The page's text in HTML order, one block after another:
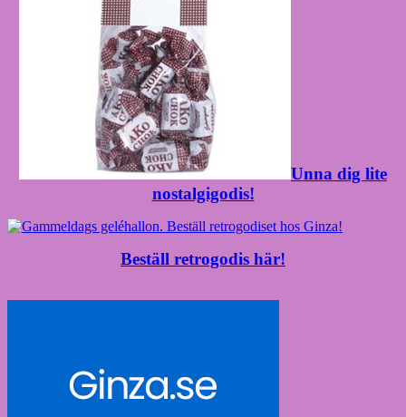
Unna dig lite
nostalgigodis!
Beställ retrogodis här!